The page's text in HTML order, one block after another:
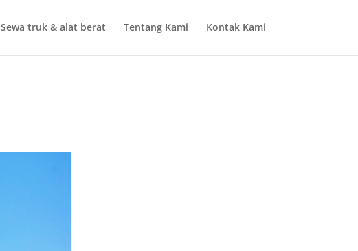
Sewa truk & alat berat Tentang Kami Kontak Kami